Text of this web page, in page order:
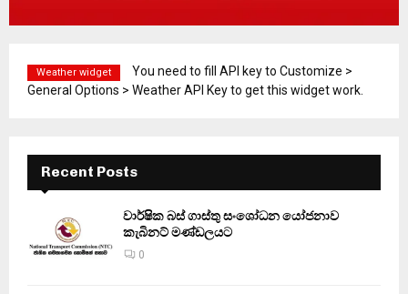
Weather widget
You need to fill API key to Customize >
General Options > Weather API Key to get this widget work.
Recent Posts
වාර්ෂික බස් ගාස්තු සංශෝධන යෝජනාව
කැබිනට් මණ්ඩලයට
0